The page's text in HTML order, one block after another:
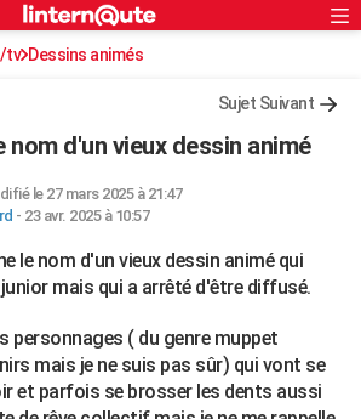
S'inscrire
Connexion
tv Dessins animés
Sujet Suivant
nom d'un vieux dessin animé
le 27 mars 2025 à 21:47
- 23 avr. 2025 à 10:57
le nom d'un vieux dessin animé qui
mais qui a arrêté d'être diffusé.
personnages ( du genre muppet
mais je ne suis pas sûr) qui vont se
et parfois se brosser les dents aussi